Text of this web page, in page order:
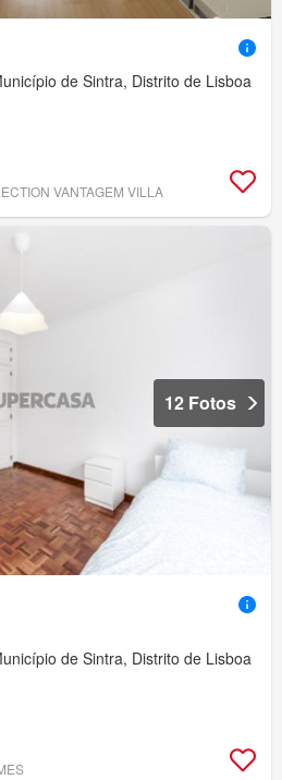
de Sintra, Distrito de Lisboa
VANTAGEM VILLA
12 Fotos
de Sintra, Distrito de Lisboa